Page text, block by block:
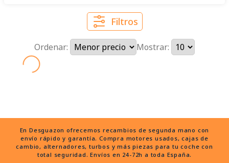
Filtros
Ordenar: Mostrar:
En Desguazon ofrecemos recambios de segunda mano con
envío rápido y garantía. Compra motores usados, cajas de
cambio, alternadores, turbos y más piezas para tu coche con
total seguridad. Envíos en 24-72h a toda España.